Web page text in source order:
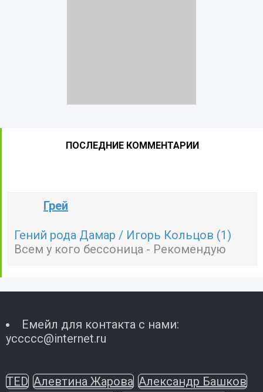
ПОСЛЕДНИЕ КОММЕНТАРИИ
Грей
Гений рода Дамар / Игорь Кольцов (1)
Всем у кого бессоница - Рекомендую
Емейл для контакта с нами:
yccccc@internet.ru
TED Алевтина Жарова Александр Башков